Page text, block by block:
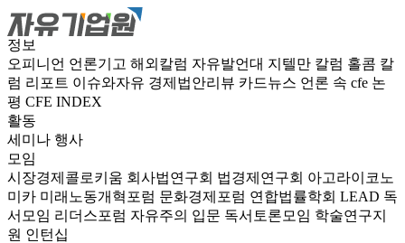
정보
오피니언 언론기고 해외칼럼 자유발언대 지텔만 칼럼 홀콤 칼
럼 리포트 이슈와자유 경제법안리뷰 카드뉴스 언론 속 cfe 논
평 CFE INDEX
활동
세미나 행사
모임
시장경제콜로키움 회사법연구회 법경제연구회 아고라이코노
미카 미래노동개혁포럼 문화경제포럼 연합법률학회 LEAD 독
서모임 리더스포럼 자유주의 입문 독서토론모임 학술연구지
원 인턴십